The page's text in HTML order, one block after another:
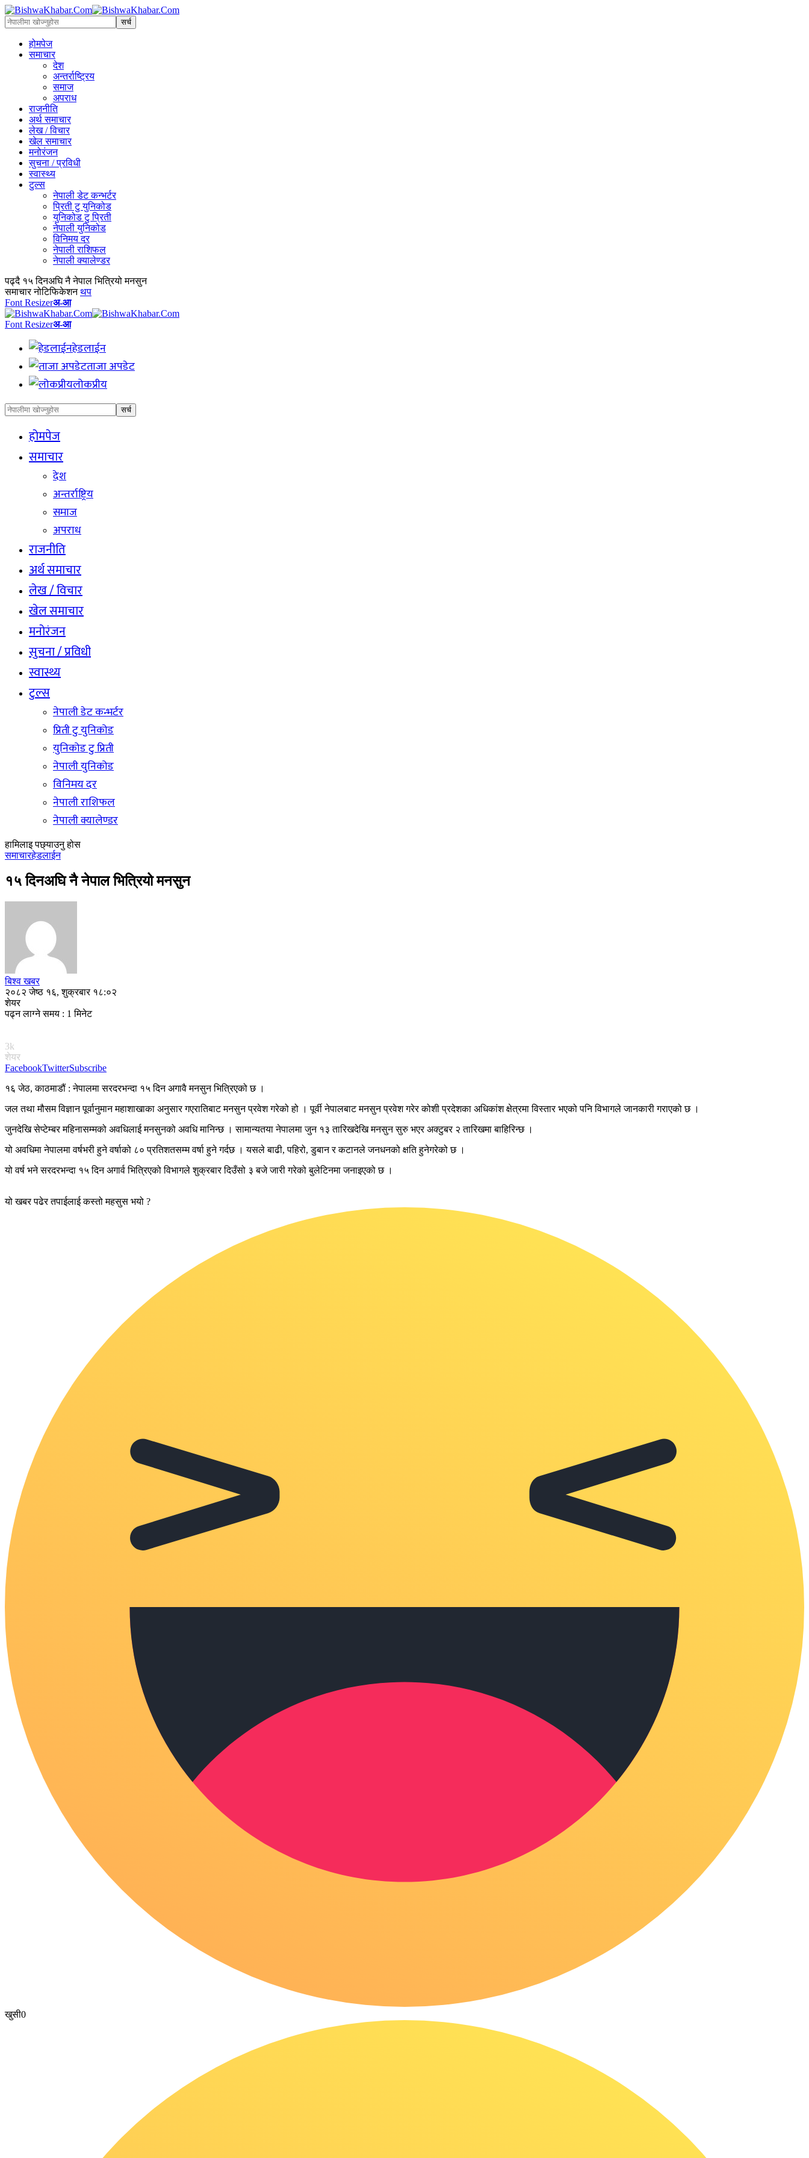
होमपेज
समाचार
देश
अन्तर्राष्ट्रिय
समाज
अपराध
राजनीति
अर्थ समाचार
लेख / विचार
खेल समाचार
मनोरंजन
सुचना / प्रविधी
स्वास्थ्य
टुल्स
नेपाली डेट कन्भर्टर
प्रिती टु युनिकोड
युनिकोड टु प्रिती
नेपाली युनिकोड
विनिमय दर
नेपाली राशिफल
नेपाली क्यालेण्डर
पढ्दै १५ दिनअघि नै नेपाल भित्रियो मनसुन
समाचार नोटिफिकेशन थप
Font Resizerअ-आ
Font Resizerअ-आ
हेडलाईन
ताजा अपडेट
लोकप्रीय
होमपेज
समाचार
देश
अन्तर्राष्ट्रिय
समाज
अपराध
राजनीति
अर्थ समाचार
लेख / विचार
खेल समाचार
मनोरंजन
सुचना / प्रविधी
स्वास्थ्य
टुल्स
नेपाली डेट कन्भर्टर
प्रिती टु युनिकोड
युनिकोड टु प्रिती
नेपाली युनिकोड
विनिमय दर
नेपाली राशिफल
नेपाली क्यालेण्डर
हामिलाइ पछ्याउनु होस
समाचारहेडलाईन
१५ दिनअघि नै नेपाल भित्रियो मनसुन
बिश्व खबर
२०८२ जेष्ठ १६, शुक्रबार १८:०२
शेयर
पढ्न लाग्ने समय : 1 मिनेट
3k
शेयर
FacebookTwitterSubscribe
१६ जेठ, काठमाडौं : नेपालमा सरदरभन्दा १५ दिन अगावै मनसुन भित्रिएको छ ।
जल तथा मौसम विज्ञान पूर्वानुमान महाशाखाका अनुसार गएरातिबाट मनसुन प्रवेश गरेको हो । पूर्वी नेपालबाट मनसुन प्रवेश गरेर कोशी प्रदेशका अधिकांश क्षेत्रमा विस्तार भएको पनि विभागले जानकारी गराएको छ ।
जुनदेखि सेप्टेम्बर महिनासम्मको अवधिलाई मनसुनको अवधि मानिन्छ । सामान्यतया नेपालमा जुन १३ तारिखदेखि मनसुन सुरु भएर अक्टुबर २ तारिखमा बाहिरिन्छ ।
यो अवधिमा नेपालमा वर्षभरी हुने वर्षाको ८० प्रतिशतसम्म वर्षा हुने गर्दछ । यसले बाढी, पहिरो, डुबान र कटानले जनधनको क्षति हुनेगरेको छ ।
यो वर्ष भने सरदरभन्दा १५ दिन अगार्व भित्रिएको विभागले शुक्रबार दिउँसो ३ बजे जारी गरेको बुलेटिनमा जनाइएको छ ।
यो खबर पढेर तपाईलाई कस्तो महसुस भयो ?
खुसी0